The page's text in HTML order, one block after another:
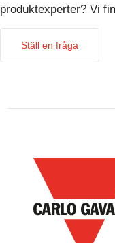
produktexperter? Vi
Ställ en fråga